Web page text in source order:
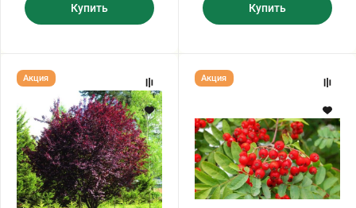
Купить Купить
Слива
"ПИССАРДИ"
Акция
РЯБИНА
обыкновенная
Акция